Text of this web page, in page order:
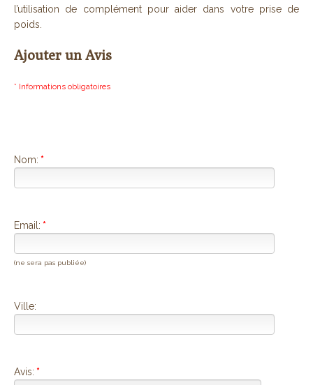
l’utilisation de complément pour aider dans votre prise de
poids.
Ajouter un Avis
* Informations obligatoires
Nom: *
Email: *
(ne sera pas publiée)
Ville:
Avis: *